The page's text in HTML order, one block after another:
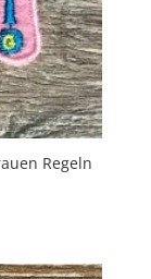
Regeln